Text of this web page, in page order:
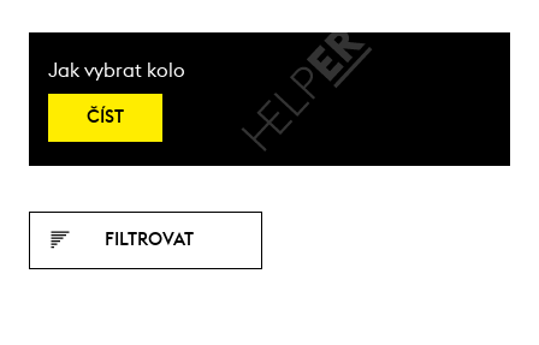
Jak vybrat kolo
ČÍST
FILTROVAT